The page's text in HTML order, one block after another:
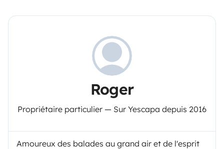
Roger
Propriétaire particulier — Sur Yescapa depuis 2016
Amoureux des balades au grand air et de l'esprit